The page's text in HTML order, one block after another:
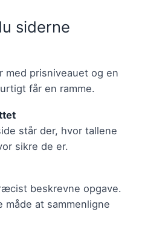
siderne
med prisniveauet og en
får en ramme.
står der, hvor tallene
sikre de er.
beskrevne opgave.
måde at sammenligne